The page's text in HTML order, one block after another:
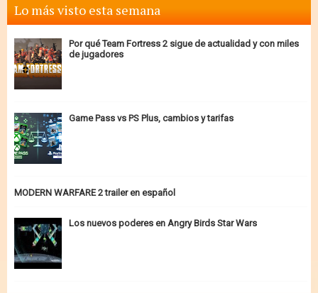
Lo más visto esta semana
Por qué Team Fortress 2 sigue de actualidad y con miles
de jugadores
Game Pass vs PS Plus, cambios y tarifas
MODERN WARFARE 2 trailer en español
Los nuevos poderes en Angry Birds Star Wars